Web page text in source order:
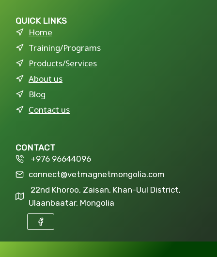
QUICK LINKS
Home
Training/Programs
Products/Services
About us
Blog
Contact us
CONTACT
+976 96644096
connect@vetmagnetmongolia.com
22nd Khoroo, Zaisan, Khan-Uul District,
Ulaanbaatar, Mongolia